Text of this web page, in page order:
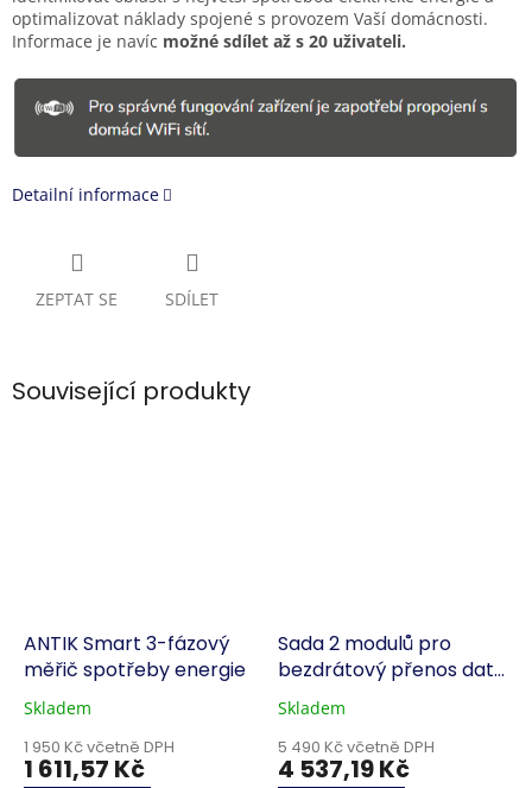
optimalizovat náklady spojené s provozem Vaší domácnosti.
Informace je navíc možné sdílet až s 20 uživateli.
Detailní informace
ZEPTAT SE SDÍLET
Související produkty
ANTIK Smart 3-fázový
měřič spotřeby energie
Skladem
1 950 Kč včetně DPH
1 611,57 Kč
Sada 2 modulů pro
bezdrátový přenos dat
po sběrnici RS485
Skladem
5 490 Kč včetně DPH
4 537,19 Kč